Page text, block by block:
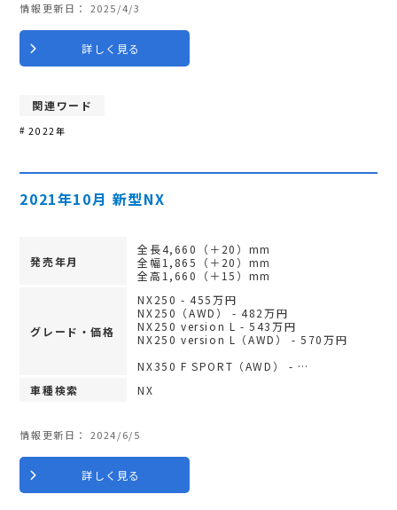
情報更新日： 2025/4/3
詳しく見る
関連ワード
2022年
2021年10月 新型NX
発売年月
全長4,660（＋20）mm
全幅1,865（＋20）mm
全高1,660（＋15）mm
グレード・価格
NX250 - 455万円
NX250（AWD） - 482万円
NX250 version L - 543万円
NX250 version L（AWD） - 570万円
NX350 F SPORT（AWD） - …
車種検索
NX
情報更新日： 2024/6/5
詳しく見る